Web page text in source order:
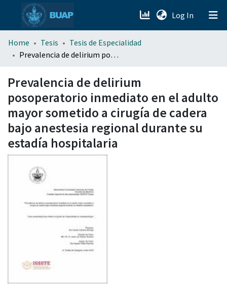
Log In (current)
menu.section.about_menu
Home Tesis
Tesis de Especialidad
Prevalencia de delirium posoperatorio inmediato en el adulto mayor sometido a cirugía de cadera bajo anestesia regional durante su estadía hospitalaria
Prevalencia de delirium
posoperatorio inmediato en el adulto
mayor sometido a cirugía de cadera
bajo anestesia regional durante su
estadía hospitalaria